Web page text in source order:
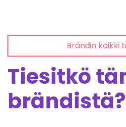
Brändin kaikki
Tiesitkö
brändistä?